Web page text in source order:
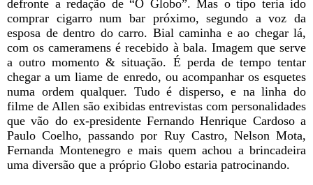
defronte a redação de “O Globo”. Mas o tipo teria ido
comprar cigarro num bar próximo, segundo a voz da
esposa de dentro do carro. Bial caminha e ao chegar lá,
com os cameramens é recebido à bala. Imagem que serve
a outro momento & situação. É perda de tempo tentar
chegar a um liame de enredo, ou acompanhar os esquetes
numa ordem qualquer. Tudo é disperso, e na linha do
filme de Allen são exibidas entrevistas com personalidades
que vão do ex-presidente Fernando Henrique Cardoso a
Paulo Coelho, passando por Ruy Castro, Nelson Mota,
Fernanda Montenegro e mais quem achou a brincadeira
uma diversão que a próprio Globo estaria patrocinando.